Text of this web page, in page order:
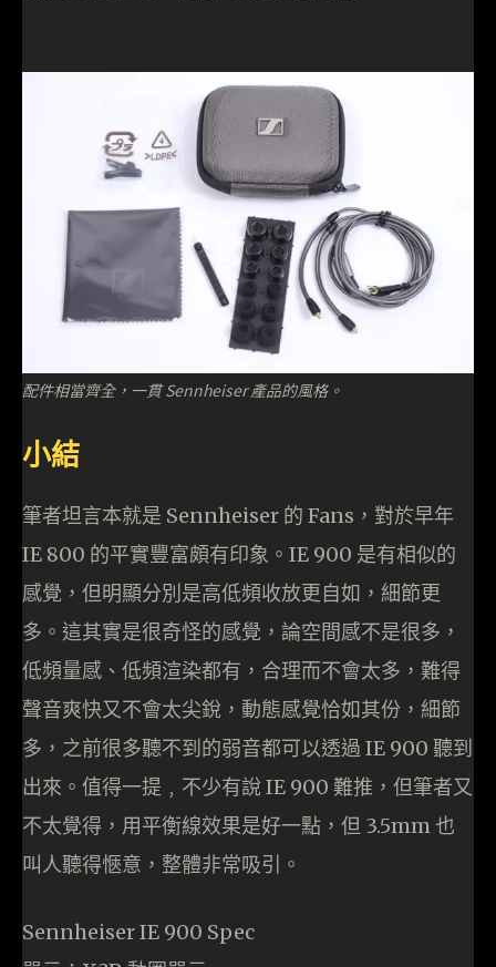
配件相當齊全，一貫 Sennheiser 產品的風格。
小結
筆者坦言本就是 Sennheiser 的 Fans，對於早年
IE 800 的平實豐富頗有印象。IE 900 是有相似的
感覺，但明顯分別是高低頻收放更自如，細節更
多。這其實是很奇怪的感覺，論空間感不是很多，
低頻量感、低頻渲染都有，合理而不會太多，難得
聲音爽快又不會太尖銳，動態感覺恰如其份，細節
多，之前很多聽不到的弱音都可以透過 IE 900 聽到
出來。值得一提﹐不少有說 IE 900 難推，但筆者又
不太覺得，用平衡線效果是好一點，但 3.5mm 也
叫人聽得愜意，整體非常吸引。
Sennheiser IE 900 Spec